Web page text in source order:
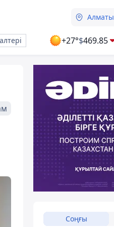
Алматы
+27°$469.85
Соңғы